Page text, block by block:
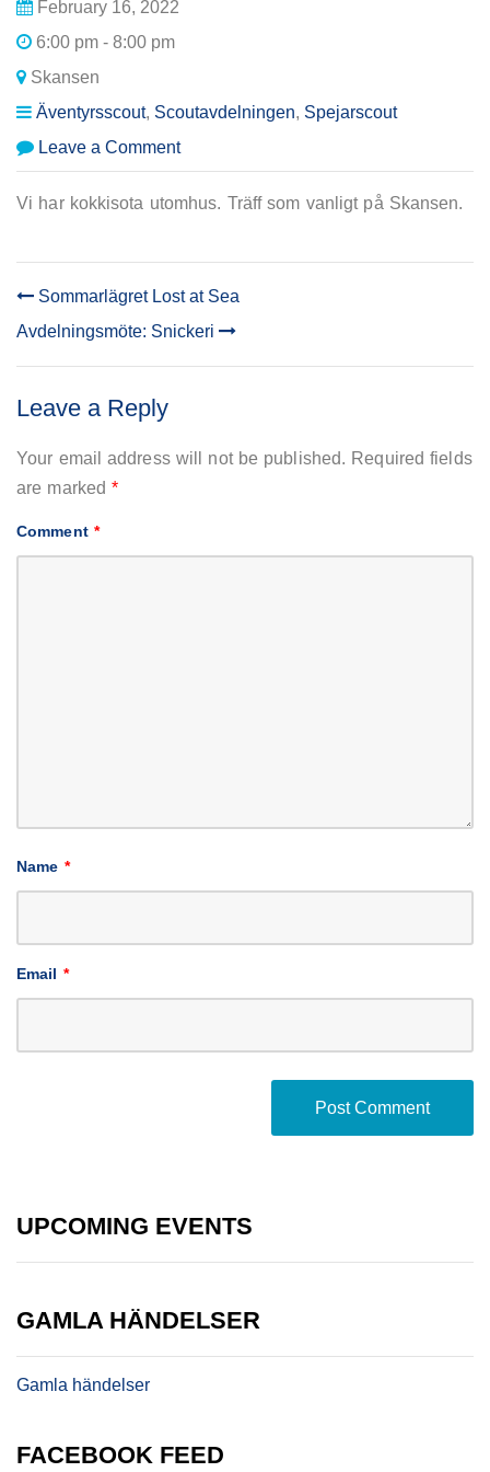
February 16, 2022
6:00 pm - 8:00 pm
Skansen
Äventyrsscout, Scoutavdelningen, Spejarscout
Leave a Commenton
Avdelningsmöte:
Kokkisota!
Vi har kokkisota utomhus. Träff som vanligt på Skansen.
POST
NAVIGATION
Sommarlägret Lost at Sea
Avdelningsmöte: Snickeri
Leave a Reply
Your email address will not be published. Required fields
are marked*
Comment *
Name *
Email *
UPCOMING EVENTS
GAMLA HÄNDELSER
Gamla händelser
FACEBOOK FEED